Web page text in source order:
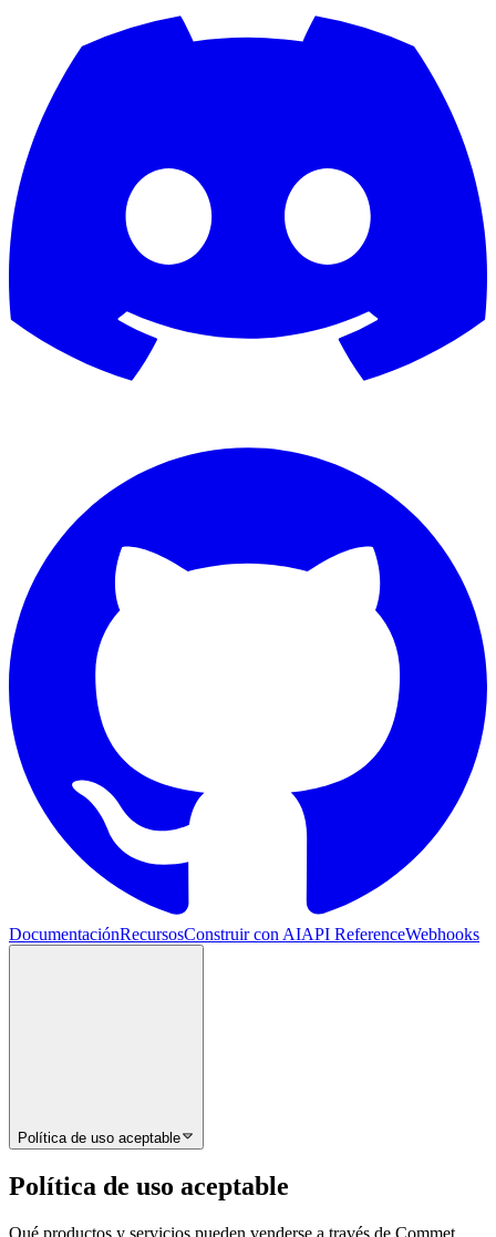
DocumentaciónRecursosConstruir con AIAPI ReferenceWebhooks
Política de uso aceptable
Política de uso aceptable
Qué productos y servicios pueden venderse a través de Commet.